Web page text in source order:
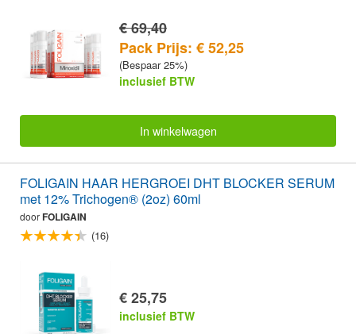
€ 69,40
Pack Prijs: € 52,25
(Bespaar 25%)
inclusief BTW
In winkelwagen
FOLIGAIN HAAR HERGROEI DHT BLOCKER SERUM
met 12% Trichogen® (2oz) 60ml
doorFOLIGAIN
(16)
€ 25,75
inclusief BTW